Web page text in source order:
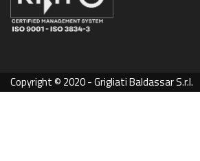
Copyright © 2020 - Grigliati Baldassar S.r.l.